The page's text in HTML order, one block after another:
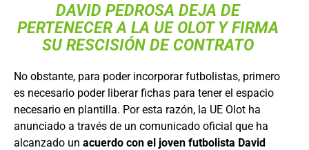
DAVID PEDROSA DEJA DE
PERTENECER A LA UE OLOT Y FIRMA
SU RESCISIÓN DE CONTRATO
No obstante, para poder incorporar futbolistas, primero
es necesario poder liberar fichas para tener el espacio
necesario en plantilla. Por esta razón, la UE Olot ha
anunciado a través de un comunicado oficial que ha
alcanzado un acuerdo con el joven futbolista David